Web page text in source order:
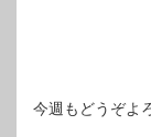
今週もどうぞよ